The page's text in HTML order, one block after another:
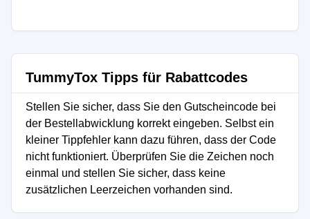
TummyTox Tipps für Rabattcodes
Stellen Sie sicher, dass Sie den Gutscheincode bei
der Bestellabwicklung korrekt eingeben. Selbst ein
kleiner Tippfehler kann dazu führen, dass der Code
nicht funktioniert. Überprüfen Sie die Zeichen noch
einmal und stellen Sie sicher, dass keine
zusätzlichen Leerzeichen vorhanden sind.